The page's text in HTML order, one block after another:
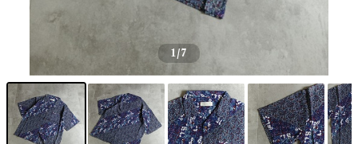
1/7